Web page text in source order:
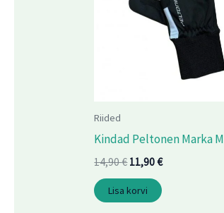
Riided
Kindad Peltonen Marka M
14,90€11,90€
Lisa korvi